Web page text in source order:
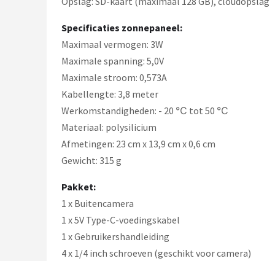
Specificaties zonnepaneel:
Maximaal vermogen: 3W
Maximale spanning: 5,0V
Maximale stroom: 0,573A
Kabellengte: 3,8 meter
Werkomstandigheden: - 20 ℃ tot 50 ℃
Materiaal: polysilicium
Afmetingen: 23 cm x 13,9 cm x 0,6 cm
Gewicht: 315 g
Pakket:
1 x Buitencamera
1 x 5V Type-C-voedingskabel
1 x Gebruikershandleiding
4 x 1/4 inch schroeven (geschikt voor camera)